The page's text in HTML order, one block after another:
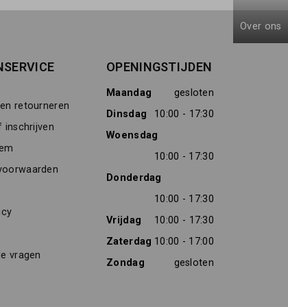
retourneren
inschrijven
vragen
OPENINGSTIJDEN
Maandag
gesloten
Dinsdag
10:00 - 17:30
Woensdag
10:00 - 17:30
Donderdag
10:00 - 17:30
Vrijdag
10:00 - 17:30
Zaterdag 10:00 - 17:00
Zondag
gesloten
Over ons